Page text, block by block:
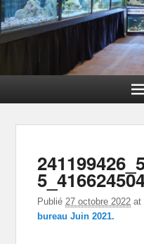
Publié 27 octobre 2022 at
bureau Juin 2021.